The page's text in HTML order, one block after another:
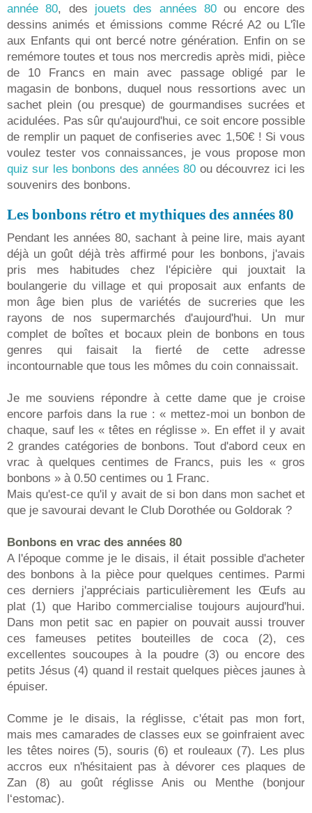
année 80, des jouets des années 80 ou encore des
dessins animés et émissions comme Récré A2 ou L'île
aux Enfants qui ont bercé notre génération. Enfin on se
remémore toutes et tous nos mercredis après midi, pièce
de 10 Francs en main avec passage obligé par le
magasin de bonbons, duquel nous ressortions avec un
sachet plein (ou presque) de gourmandises sucrées et
acidulées. Pas sûr qu'aujourd'hui, ce soit encore possible
de remplir un paquet de confiseries avec 1,50€ ! Si vous
voulez tester vos connaissances, je vous propose mon
quiz sur les bonbons des années 80 ou découvrez ici les
souvenirs des bonbons.
Les bonbons rétro et mythiques des années 80
Pendant les années 80, sachant à peine lire, mais ayant
déjà un goût déjà très affirmé pour les bonbons, j'avais
pris mes habitudes chez l'épicière qui jouxtait la
boulangerie du village et qui proposait aux enfants de
mon âge bien plus de variétés de sucreries que les
rayons de nos supermarchés d'aujourd'hui. Un mur
complet de boîtes et bocaux plein de bonbons en tous
genres qui faisait la fierté de cette adresse
incontournable que tous les mômes du coin connaissait.
Je me souviens répondre à cette dame que je croise
encore parfois dans la rue : « mettez-moi un bonbon de
chaque, sauf les « têtes en réglisse ». En effet il y avait
2 grandes catégories de bonbons. Tout d'abord ceux en
vrac à quelques centimes de Francs, puis les « gros
bonbons » à 0.50 centimes ou 1 Franc.
Mais qu'est-ce qu'il y avait de si bon dans mon sachet et
que je savourai devant le Club Dorothée ou Goldorak ?
Bonbons en vrac des années 80
A l'époque comme je le disais, il était possible d'acheter
des bonbons à la pièce pour quelques centimes. Parmi
ces derniers j'appréciais particulièrement les Œufs au
plat (1) que Haribo commercialise toujours aujourd'hui.
Dans mon petit sac en papier on pouvait aussi trouver
ces fameuses petites bouteilles de coca (2), ces
excellentes soucoupes à la poudre (3) ou encore des
petits Jésus (4) quand il restait quelques pièces jaunes à
épuiser.
Comme je le disais, la réglisse, c'était pas mon fort,
mais mes camarades de classes eux se goinfraient avec
les têtes noires (5), souris (6) et rouleaux (7). Les plus
accros eux n'hésitaient pas à dévorer ces plaques de
Zan (8) au goût réglisse Anis ou Menthe (bonjour
l‘estomac).